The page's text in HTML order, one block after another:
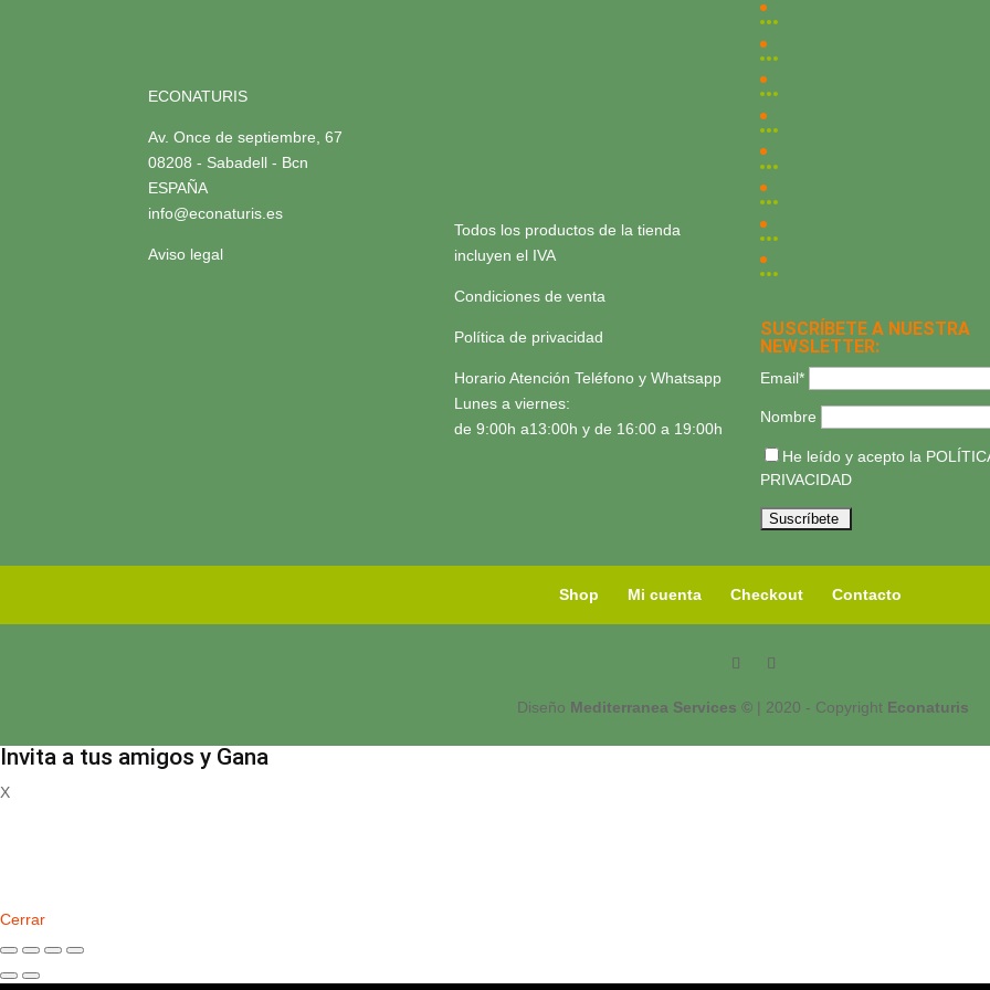
ECONATURIS
Av. Once de septiembre, 67
08208 - Sabadell - Bcn
ESPAÑA
info@econaturis.es
Aviso legal
Todos los productos de la tienda
incluyen el IVA
Condiciones de venta
Política de privacidad
Horario Atención Teléfono y Whatsapp
Lunes a viernes:
de 9:00h a13:00h y de 16:00 a 19:00h
SUSCRÍBETE A NUESTRA
NEWSLETTER:
Email*
Nombre
He leído y acepto la
PRIVACIDAD
Shop Mi cuenta Checkout Contacto
Diseño Mediterranea Services ©| 2020 - Copyright Econaturis
Invita a tus amigos y Gana
X
Cerrar